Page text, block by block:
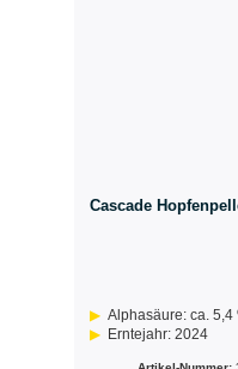
Cascade
Alphasäure: ca. 5,4
Erntejahr: 2024